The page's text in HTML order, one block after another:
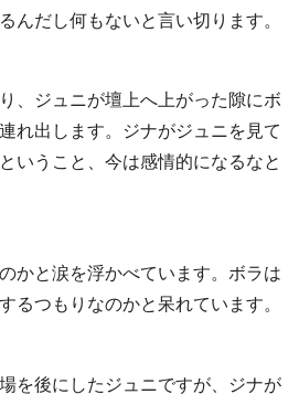
んだし何もないと言い切ります。
、ジュニが壇上へ上がった隙にボ
れ出します。ジナがジュニを見て
いうこと、今は感情的になるなと
かと涙を浮かべています。ボラは
るつもりなのかと呆れています。
を後にしたジュニですが、ジナが